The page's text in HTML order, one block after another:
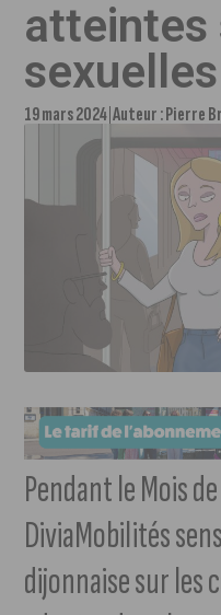
atteintes
sexuelles
19 mars 2024 Auteur :Pierre
Pendant le Mois
DiviaMobilités
dijonnaise sur les